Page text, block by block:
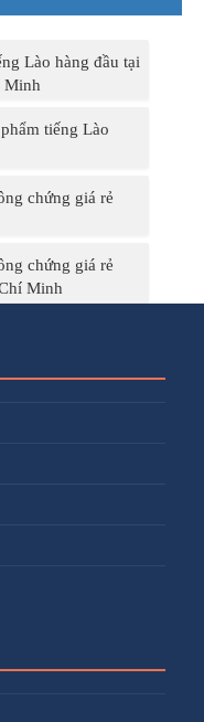
Lào hàng đầu tại
Minh
tiếng Lào
chứng giá rẻ
chứng giá rẻ
Minh